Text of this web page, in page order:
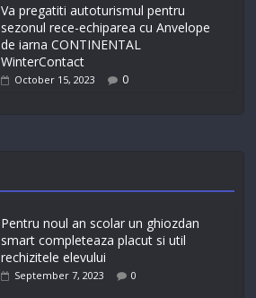
Va pregatiti autoturismul pentru
sezonul rece-echiparea cu Anvelope
de iarna CONTINENTAL
WinterContact
October 15, 2023 0
Pentru noul an scolar un ghiozdan
smart completeaza placut si util
rechizitele elevului
September 7, 2023 0